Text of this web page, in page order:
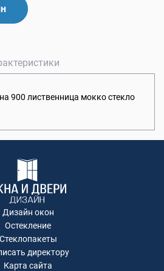
900 лиственница мокко стекло
Дизайн окон
Остекление
Стеклопакеты
директору
Карта сайта